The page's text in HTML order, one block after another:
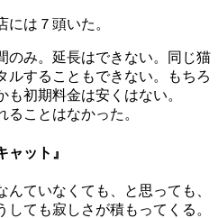
は７頭いた。
のみ。延長はできない。同じ猫
ルすることもできない。もちろ
初期料金は安くはない。
ことはなかった。
ャット』
ていなくても、と思っても、
しても寂しさが積もってくる。